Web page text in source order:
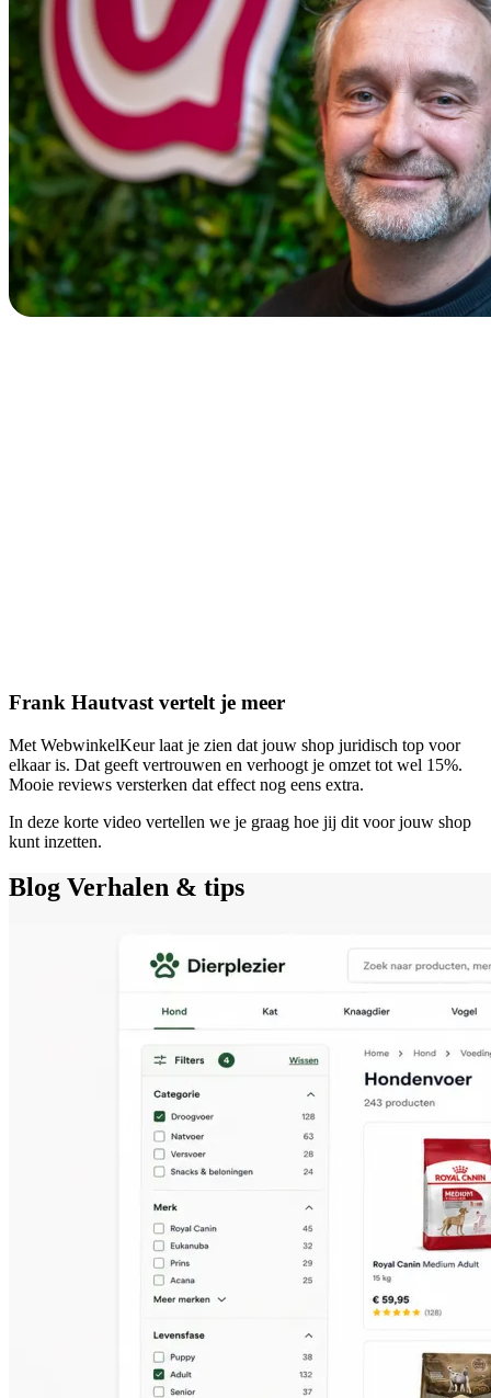
Frank Hautvast vertelt je meer
Met WebwinkelKeur laat je zien dat jouw shop juridisch top voor
elkaar is. Dat geeft vertrouwen en verhoogt je omzet tot wel 15%.
Mooie reviews versterken dat effect nog eens extra.
In deze korte video vertellen we je graag hoe jij dit voor jouw shop
kunt inzetten.
Blog Verhalen & tips